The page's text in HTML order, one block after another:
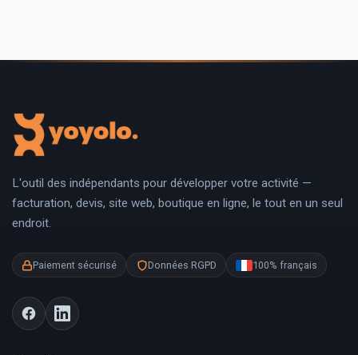
L'outil des indépendants pour développer votre activité —
facturation, devis, site web, boutique en ligne, le tout en un seul
endroit.
Paiement sécurisé Données RGPD 100% français